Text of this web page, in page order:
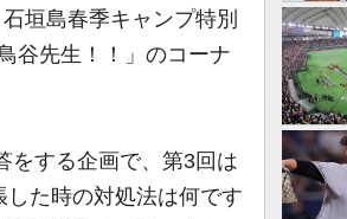
垣島春季キャンプ特別
谷先生！！」のコーナ
をする企画で、第3回は
た時の対処法は何です